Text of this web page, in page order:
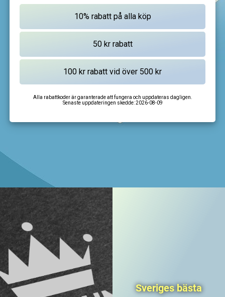
Alla rabattkoder är garanterade att fungera och uppdateras dagligen.
Senaste uppdateringen skedde:2026-08-09
Sveriges bästa